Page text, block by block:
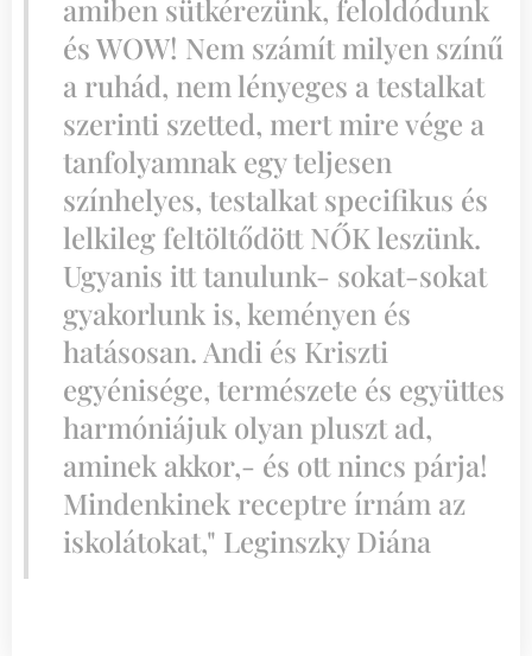
amiben sütkérezünk, feloldódunk
és WOW! Nem számít milyen színű
a ruhád, nem lényeges a testalkat
szerinti szetted, mert mire vége a
tanfolyamnak egy teljesen
színhelyes, testalkat specifikus és
lelkileg feltöltődött NŐK leszünk.
Ugyanis itt tanulunk- sokat-sokat
gyakorlunk is, keményen és
hatásosan. Andi és Kriszti
egyénisége, természete és együttes
harmóniájuk olyan pluszt ad,
aminek akkor,- és ott nincs párja!
Mindenkinek receptre írnám az
iskolátokat," Leginszky Diána